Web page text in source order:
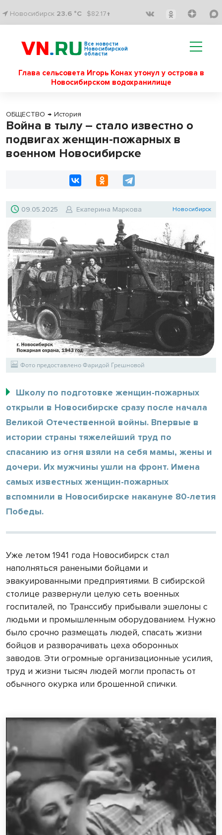
Новосибирск 23.6 °C $82.17↑
Все новости
Новосибирской
области
Глава сельсовета Игорь Конах утонул у острова в
Новосибирском водохранилище
ОБЩЕСТВО → История
Война в тылу – стало известно о
подвигах женщин-пожарных в
военном Новосибирске
09.05.2025 Екатерина Маркова Новосибирск
Фото предоставлено Фаридой Грешновой
Школу по подготовке женщин-пожарных
открыли в Новосибирске сразу после начала
Великой Отечественной войны. Впервые в
истории страны тяжелейший труд по
спасанию из огня взяли на себя мамы, жены и
дочери. Их мужчины ушли на фронт. Имена
самых известных женщин-пожарных
вспомнили в Новосибирске накануне 80-летия
Победы.
Уже летом 1941 года Новосибирск стал
наполняться ранеными бойцами и
эвакуированными предприятиями. В сибирской
столице развернули целую сеть военных
госпиталей, по Транссибу прибывали эшелоны с
людьми и промышленным оборудованием. Нужно
было срочно размещать людей, спасать жизни
бойцов и разворачивать цеха оборонных
заводов. Эти огромные организационные усилия,
труд и жизни тысяч людей могли пропасть от
обычного окурка или брошенной спички.